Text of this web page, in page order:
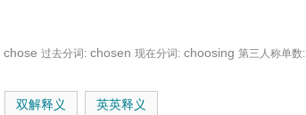
chose 过去分词: chosen 现在分词: choosing 第三人称单数:
什么意思，词典释义与在线翻译：
双解释义 英英释义